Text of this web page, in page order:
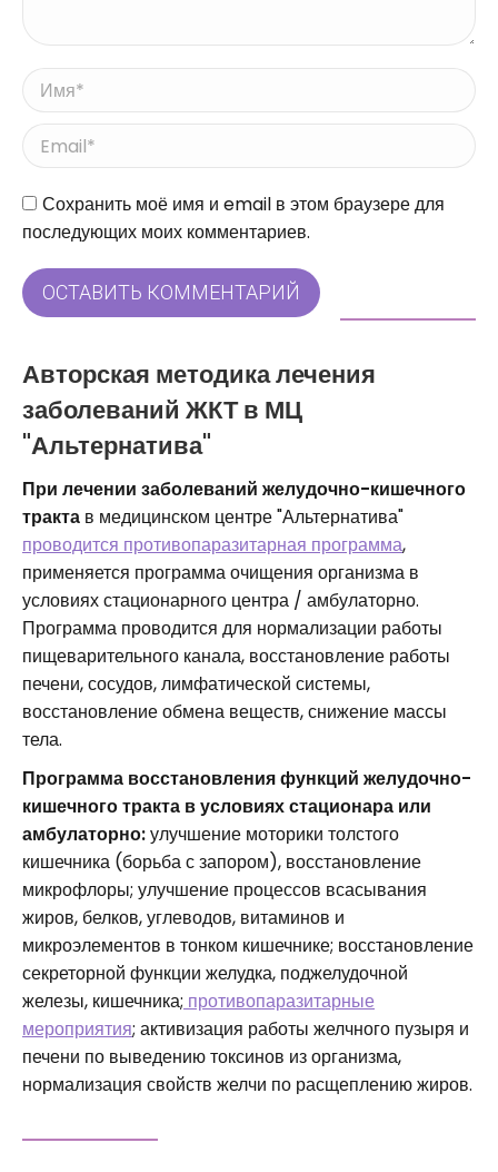
Имя *
Email *
СайтСохранить моё имя и email в этом браузере для
последующих моих комментариев.
ОСТАВИТЬ КОММЕНТАРИЙ
Авторская методика лечения
заболеваний ЖКТ в МЦ
"Альтернатива"
При лечении заболеваний желудочно-кишечного
тракта в медицинском центре "Альтернатива"
проводится противопаразитарная программа,
применяется программа очищения организма в
условиях стационарного центра / амбулаторно.
Программа проводится для нормализации работы
пищеварительного канала, восстановление работы
печени, сосудов, лимфатической системы,
восстановление обмена веществ, снижение массы
тела.
Программа восстановления функций желудочно-
кишечного тракта в условиях стационара или
амбулаторно:улучшение моторики толстого
кишечника (борьба с запором), восстановление
микрофлоры; улучшение процессов всасывания
жиров, белков, углеводов, витаминов и
микроэлементов в тонком кишечнике; восстановление
секреторной функции желудка, поджелудочной
железы, кишечника; противопаразитарные
мероприятия; активизация работы желчного пузыря и
печени по выведению токсинов из организма,
нормализация свойств желчи по расщеплению жиров.